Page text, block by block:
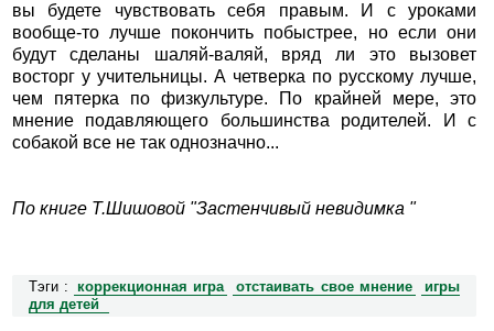
вы будете чувствовать себя правым. И с уроками
вообще-то лучше покончить побыстрее, но если они
будут сделаны шаляй-валяй, вряд ли это вызовет
восторг у учительницы. А четверка по русскому лучше,
чем пятерка по физкультуре. По крайней мере, это
мнение подавляющего большинства родителей. И с
собакой все не так однозначно...
По книге Т.Шишовой "Застенчивый невидимка "
Тэги : коррекционная игра отстаивать свое мнение
игры
для детей